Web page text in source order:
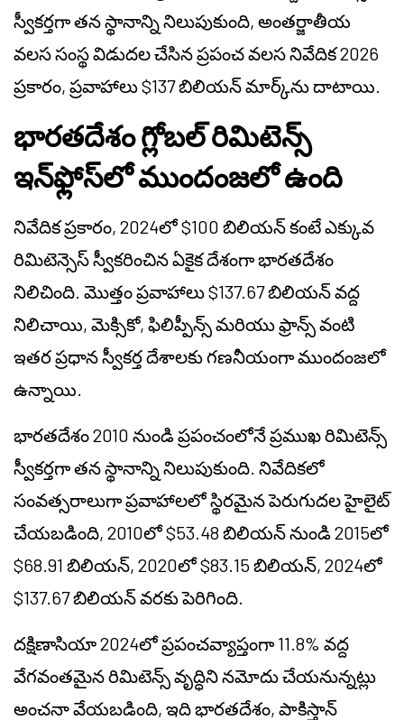
స్వీకర్తగా తన స్థానాన్ని నిలుపుకుంది, అంతర్జాతీయ
వలస సంస్థ విడుదల చేసిన ప్రపంచ వలస నివేదిక 2026
ప్రకారం, ప్రవాహాలు $137 బిలియన్ మార్క్‌ను దాటాయి.
భారతదేశం గ్లోబల్ రిమిటెన్స్
ఇన్‌ఫ్లోస్‌లో ముందంజలో ఉంది
నివేదిక ప్రకారం, 2024లో $100 బిలియన్ కంటే ఎక్కువ
రిమిటెన్సెస్ స్వీకరించిన ఏకైక దేశంగా భారతదేశం
నిలిచింది. మొత్తం ప్రవాహాలు $137.67 బిలియన్ వద్ద
నిలిచాయి, మెక్సికో, ఫిలిప్పీన్స్ మరియు ఫ్రాన్స్ వంటి
ఇతర ప్రధాన స్వీకర్త దేశాలకు గణనీయంగా ముందంజలో
ఉన్నాయి.
భారతదేశం 2010 నుండి ప్రపంచంలోనే ప్రముఖ రిమిటెన్స్
స్వీకర్తగా తన స్థానాన్ని నిలుపుకుంది. నివేదికలో
సంవత్సరాలుగా ప్రవాహాలలో స్థిరమైన పెరుగుదల హైలైట్
చేయబడింది, 2010లో $53.48 బిలియన్ నుండి 2015లో
$68.91 బిలియన్, 2020లో $83.15 బిలియన్, 2024లో
$137.67 బిలియన్ వరకు పెరిగింది.
దక్షిణాసియా 2024లో ప్రపంచవ్యాప్తంగా 11.8% వద్ద
వేగవంతమైన రిమిటెన్స్ వృద్ధిని నమోదు చేయనున్నట్లు
అంచనా వేయబడింది, ఇది భారతదేశం, పాకిస్తాన్